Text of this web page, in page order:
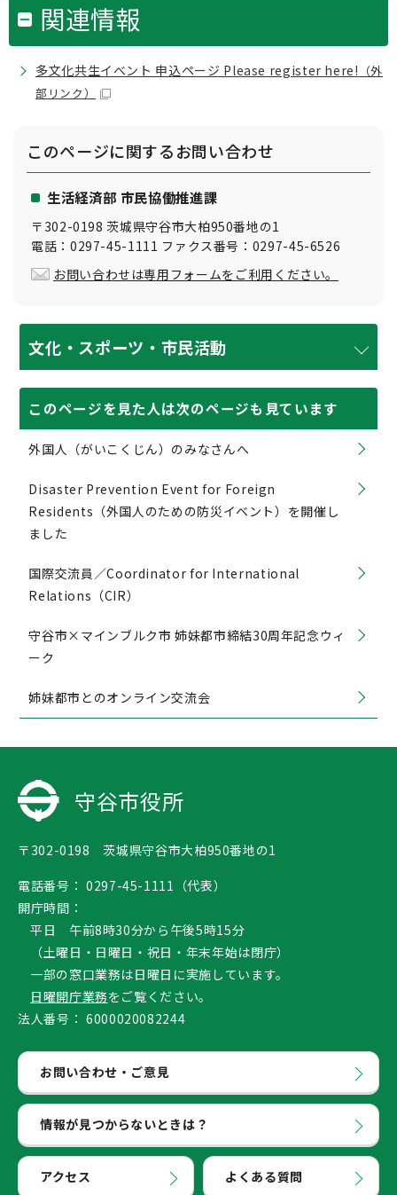
関連情報
多文化共生イベント 申込ページ Please register here! （外
部リンク）
このページに関するお問い合わせ
生活経済部 市民協働推進課
〒302-0198 茨城県守谷市大柏950番地の1
電話：0297-45-1111 ファクス番号：0297-45-6526
お問い合わせは専用フォームをご利用ください。
文化・スポーツ・市民活動
このページを見た人は次のページも見ています
外国人（がいこくじん）のみなさんへ
Disaster Prevention Event for Foreign
Residents（外国人のための防災イベント）を開催し
ました
国際交流員／Coordinator for International
Relations（CIR）
守谷市×マインブルク市 姉妹都市締結30周年記念ウィ
ーク
姉妹都市とのオンライン交流会
守谷市役所
〒302-0198 茨城県守谷市大柏950番地の1
電話番号： 0297-45-1111（代表）
開庁時間：
平日 午前8時30分から午後5時15分
（土曜日・日曜日・祝日・年末年始は閉庁）
一部の窓口業務は日曜日に実施しています。
日曜開庁業務をご覧ください。
法人番号： 6000020082244
お問い合わせ・ご意見
情報が見つからないときは？
アクセス よくある質問